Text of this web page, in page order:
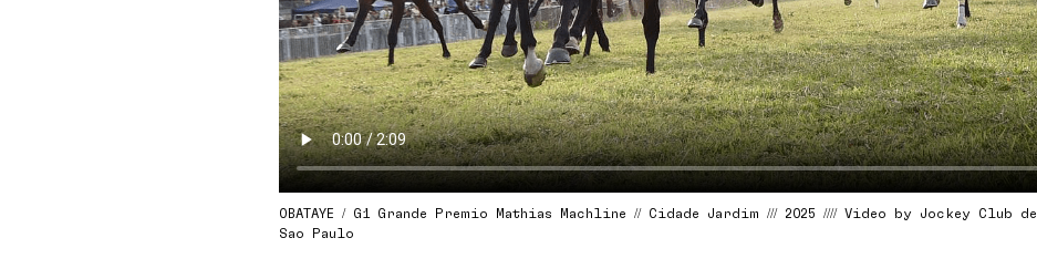
OBATAYE / G1 Grande Premio Mathias Machline // Cidade Jardim /// 2025 //// Video by Jockey Club de
Sao Paulo